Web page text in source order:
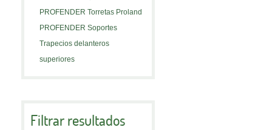
PROFENDER Torretas Proland
PROFENDER Soportes
Trapecios delanteros
superiores
Filtrar resultados